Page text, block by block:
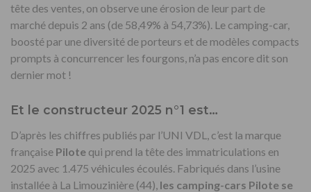
tête des ventes, on observe une érosion de leur part de
marché depuis 2 ans (de 58,49% à 54,73%). Le camping-car,
boosté par une diversité de porteurs et de modèles compacts
prompts à concurrencer les fourgons, n’a pas encore dit son
dernier mot !
Et le constructeur 2025 n°1 est…
D’après les chiffres publiés par l’UNI VDL, c’est la marque
française Pilote qui prend la tête des immatriculations en
2025 avec 1.475 véhicules écoulés. Fabriqués dans l’usine
installée à La Limouzinière (44), les camping-cars Pilote se